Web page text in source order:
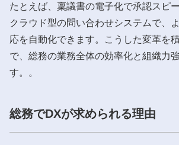
たとえば、稟議書の電子化で承認スピ
クラウド型の問い合わせシステムで、
応を自動化できます。こうした変革を
で、総務の業務全体の効率化と組織力
す。。
総務でDXが求められる理由